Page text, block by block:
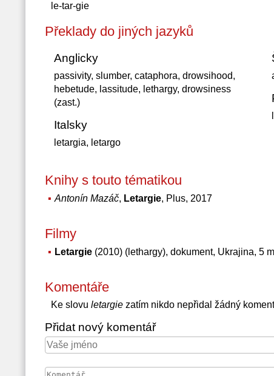
le-tar-gie
Překlady do jiných jazyků
Anglicky
passivity, slumber, cataphora, drowsihood,
hebetude, lassitude, lethargy, drowsiness
(zast.)
Italsky
letargia, letargo
Knihy s touto tématikou
Antonín Mazáč, Letargie, Plus, 2017
Filmy
Letargie(2010) (lethargy), dokument, Ukrajina, 5
Komentáře
Ke slovu letargiezatím nikdo nepřidal žádný
Přidat nový komentář